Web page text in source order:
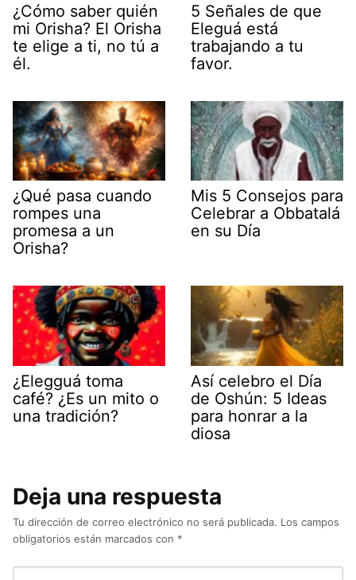
¿Cómo saber quién
mi Orisha? El Orisha
te elige a ti, no tú a
él.
5 Señales de que
Eleguá está
trabajando a tu
favor.
¿Qué pasa cuando
rompes una
promesa a un
Orisha?
Mis 5 Consejos para
Celebrar a Obbatalá
en su Día
¿Elegguá toma
café? ¿Es un mito o
una tradición?
Así celebro el Día
de Oshún: 5 Ideas
para honrar a la
diosa
Deja una respuesta
Tu dirección de correo electrónico no será publicada. Los campos
obligatorios están marcados con *